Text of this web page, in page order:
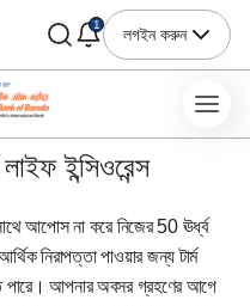
1 লগইন করুন
ইন্সিওরেন্স
আপোস না করে নিজের 50 ঊর্ধ্ব
নিরাপত্তা পাওয়ার জন্য টার্ম
পারে। আপনার অবসর গ্রহণের আগে